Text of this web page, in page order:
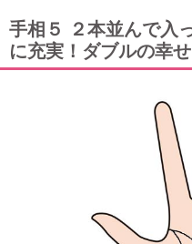
手相５ ２本並んで入
に充実！ダブルの幸せ